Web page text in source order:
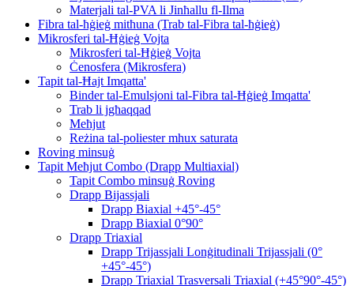
Materjali tal-PVA li Jinħallu fl-Ilma
Fibra tal-ħġieġ mitħuna (Trab tal-Fibra tal-ħġieġ)
Mikrosferi tal-Ħġieġ Vojta
Mikrosferi tal-Ħġieġ Vojta
Ċenosfera (Mikrosfera)
Tapit tal-Ħajt Imqatta'
Binder tal-Emulsjoni tal-Fibra tal-Ħġieġ Imqatta'
Trab li jgħaqqad
Meħjut
Reżina tal-poliester mhux saturata
Roving minsuġ
Tapit Meħjut Combo (Drapp Multiaxial)
Tapit Combo minsuġ Roving
Drapp Bijassjali
Drapp Biaxial +45°-45°
Drapp Biaxial 0°90°
Drapp Triaxial
Drapp Trijassjali Lonġitudinali Trijassjali (0°
+45°-45°)
Drapp Triaxial Trasversali Triaxial (+45°90°-45°)